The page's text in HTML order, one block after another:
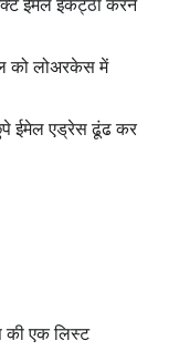
को लोअरकेस में
ईमेल एड्रेस ढूंढ कर
एक लिस्ट